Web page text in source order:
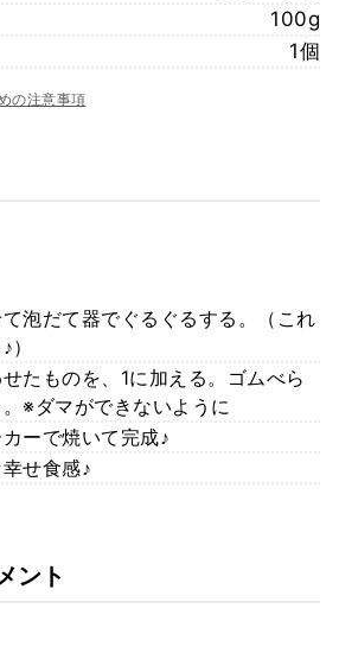
100g
1個
の注意事項
泡だて器でぐるぐるする。（これ
たものを、1に加える。ゴムべら
※ダマができないように
ーで焼いて完成♪
せ食感♪
ント